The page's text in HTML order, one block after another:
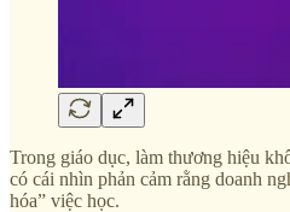
Trong giáo dục, làm thương hiệu
có cái nhìn phản cảm rằng doanh
hóa” việc học.